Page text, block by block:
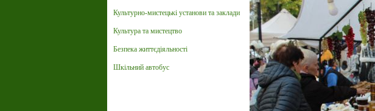
Культурно-мистецькі установи та заклади
Культура та мистецтво
Безпека життєдіяльності
Шкільний автобус